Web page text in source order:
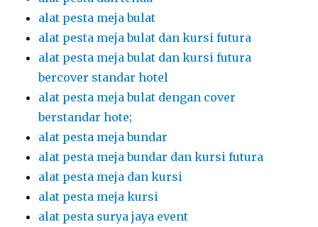
alat pesta meja bulat
alat pesta meja bulat dan kursi futura
alat pesta meja bulat dan kursi futura
bercover standar hotel
alat pesta meja bulat dengan cover
berstandar hote;
alat pesta meja bundar
alat pesta meja bundar dan kursi futura
alat pesta meja dan kursi
alat pesta meja kursi
alat pesta surya jaya event